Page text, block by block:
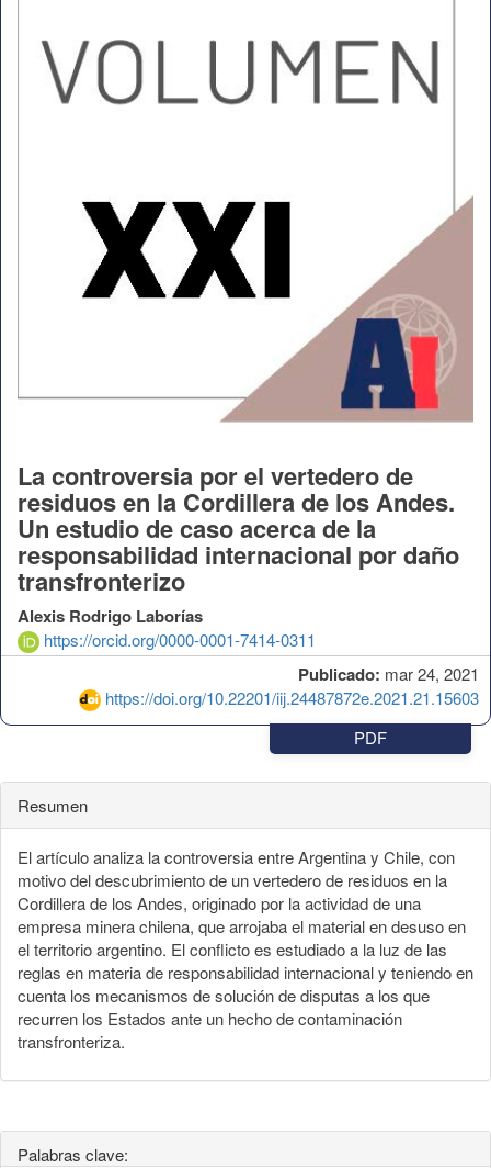
Publicado: mar 24, 2021
https://doi.org/10.22201/iij.24487872e.2021.21.15603
La controversia por el vertedero de
residuos en la Cordillera de los Andes.
Un estudio de caso acerca de la
responsabilidad internacional por daño
transfronterizo
Alexis Rodrigo Laborías
https://orcid.org/0000-0001-7414-0311
PDF
Resumen
El artículo analiza la controversia entre Argentina y Chile, con
motivo del descubrimiento de un vertedero de residuos en la
Cordillera de los Andes, originado por la actividad de una
empresa minera chilena, que arrojaba el material en desuso en
el territorio argentino. El conflicto es estudiado a la luz de las
reglas en materia de responsabilidad internacional y teniendo en
cuenta los mecanismos de solución de disputas a los que
recurren los Estados ante un hecho de contaminación
transfronteriza.
Palabras clave: